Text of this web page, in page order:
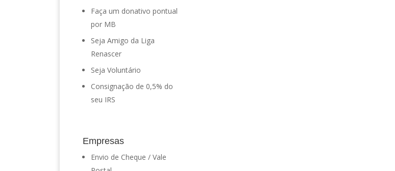
Faça um donativo pontual
por MB
Seja Amigo da Liga
Renascer
Seja Voluntário
Consignação de 0,5% do
seu IRS
Empresas
Envio de Cheque / Vale